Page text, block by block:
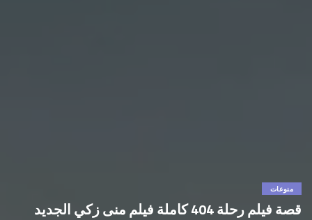
منوعات
قصة فيلم رحلة 404 كاملة فيلم منى زكي الجديد